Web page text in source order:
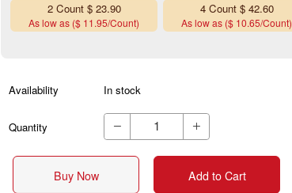
2 Count $ 23.90
As low as ($ 11.95/Count)
4 Count $ 42.60
As low as ($ 10.65/Count)
Availability In stock
Quantity  
Buy Now Add to Cart